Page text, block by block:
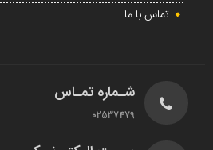
تماس با ما
شـماره تمـاس
02537479